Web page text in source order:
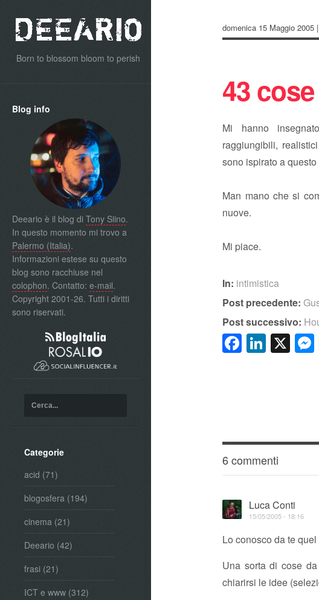
Born to blossom bloom to perish
Blog info
Deeario è il blog di Tony Siino.
In questo momento mi trovo a
Palermo (Italia).
Informazioni estese su questo
blog sono racchiuse nel
colophon. Contatto: e-mail.
Copyright 2001-26. Tutti i diritti
sono riservati.
Categorie
acid (71)
blogosfera (194)
cinema (21)
Deeario (42)
frasi (21)
ICT e www (312)
domenica 15 Maggio 2005
43 cose
Mi hanno
raggiungibili,
sono ispirato a
Man mano che si
nuove.
Mi piace.
In: intimistica
Post precedente:
Post successivo:
X
6 commenti
Luca Conti
15/05/2005 - 18:16
Lo conosco da te
Una sorta di cose
chiarirsi le idee